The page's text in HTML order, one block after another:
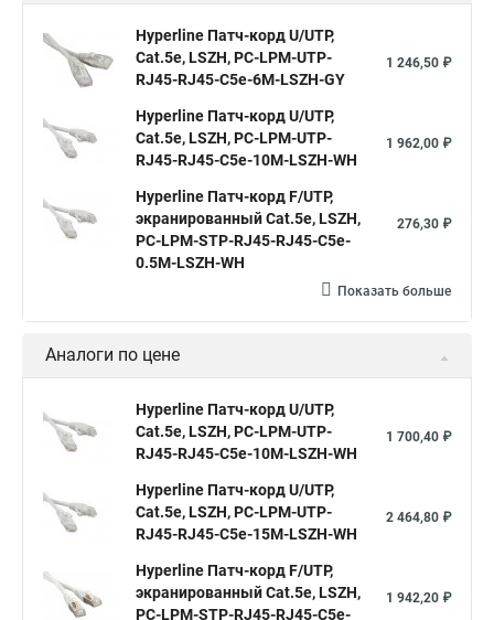
Hyperline Патч-корд U/UTP,
Cat.5e, LSZH, PC-LPM-UTP-
RJ45-RJ45-C5e-6M-LSZH-GY
1 246,50 ₽
Hyperline Патч-корд U/UTP,
Cat.5e, LSZH, PC-LPM-UTP-
RJ45-RJ45-C5e-10M-LSZH-WH
1 962,00 ₽
Hyperline Патч-корд F/UTP,
экранированный Cat.5e, LSZH,
PC-LPM-STP-RJ45-RJ45-C5e-
0.5M-LSZH-WH
276,30 ₽
Показать больше
Аналоги по цене
Hyperline Патч-корд U/UTP,
Cat.5e, LSZH, PC-LPM-UTP-
RJ45-RJ45-C5e-10M-LSZH-WH
1 700,40 ₽
Hyperline Патч-корд U/UTP,
Cat.5е, LSZH, PC-LPM-UTP-
RJ45-RJ45-C5e-15M-LSZH-WH
2 464,80 ₽
Hyperline Патч-корд F/UTP,
экранированный Cat.5e, LSZH,
PC-LPM-STP-RJ45-RJ45-C5e-
1 942,20 ₽